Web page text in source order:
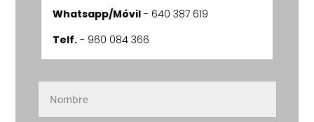
Whatsapp/Móvil- 640 387 619
Telf.- 960 084 366